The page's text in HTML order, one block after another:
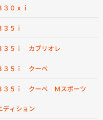
３０ｘｉ
３５ｉ
３５ｉ カブリオレ
３５ｉ クーペ
３５ｉ クーペ Ｍスポーツ
ディション